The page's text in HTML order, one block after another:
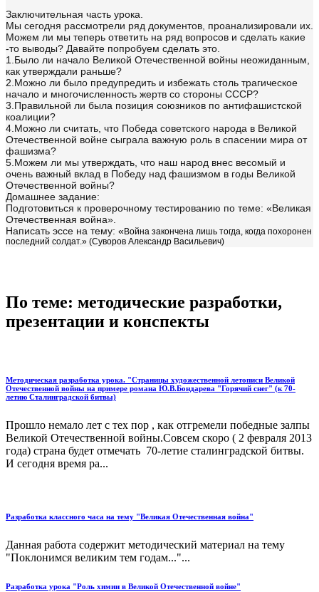
Заключительная часть урока.
Мы сегодня рассмотрели ряд документов, проанализировали их.
Можем ли мы теперь ответить на ряд вопросов и сделать какие
-то выводы? Давайте попробуем сделать это.
1.Было ли начало Великой Отечественной войны неожиданным,
как утверждали раньше?
2.Можно ли было предупредить и избежать столь трагическое
начало и многочисленность жертв со стороны СССР?
3.Правильной ли была позиция союзников по антифашистской
коалиции?
4.Можно ли считать, что Победа советского народа в Великой
Отечественной войне сыграла важную роль в спасении мира от
фашизма?
5.Можем ли мы утверждать, что наш народ внес весомый и
очень важный вклад в Победу над фашизмом в годы Великой
Отечественной войны?
Домашнее задание:
Подготовиться к проверочному тестированию по теме: «Великая
Отечественная война».
Написать эссе на тему: « Война закончена лишь тогда, когда похоронен
последний солдат.» (Суворов Александр Васильевич)
По теме: методические разработки,
презентации и конспекты
Методическая разработка урока. "Страницы художественной летописи Великой
Отечественной войны на примере романа Ю.В.Бондарева "Горячий снег" (к 70-
летию Сталинградской битвы)
Прошло немало лет с тех пор , как отгремели победные залпы
Великой Отечественной войны.Совсем скоро ( 2 февраля 2013
года) страна будет отмечать 70-летие сталинградской битвы.
И сегодня время ра...
Разработка классного часа на тему "Великая Отечественная война"
Данная работа содержит методический материал на тему
"Поклонимся великим тем годам..."...
Разработка урока "Роль химии в Великой Отечественной войне"